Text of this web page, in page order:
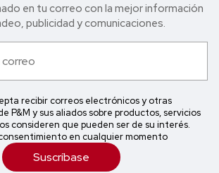
en tu correo con la mejor in formación
publicidad y comunicaciones.
recibir correos electrónicos y otras
P&M y sus aliados sobre productos, servicios
consideren que pueden ser de su interés.
en cualquier momento
Suscríbase